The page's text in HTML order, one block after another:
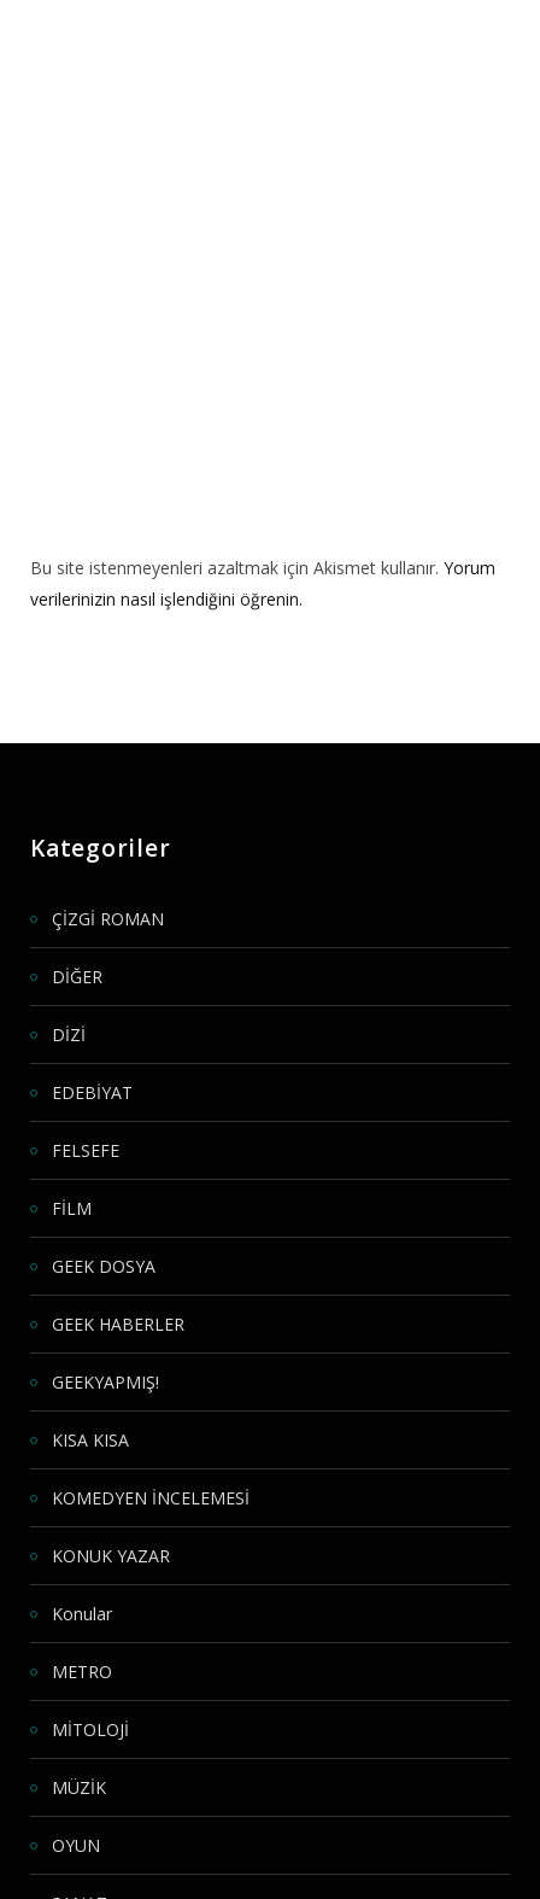
Bu site istenmeyenleri azaltmak için Akismet kullanır. Yorum
verilerinizin nasıl işlendiğini öğrenin.
Kategoriler
ÇİZGİ ROMAN
DİĞER
DİZİ
EDEBİYAT
FELSEFE
FİLM
GEEK DOSYA
GEEK HABERLER
GEEKYAPMIŞ!
KISA KISA
KOMEDYEN İNCELEMESİ
KONUK YAZAR
Konular
METRO
MİTOLOJİ
MÜZİK
OYUN